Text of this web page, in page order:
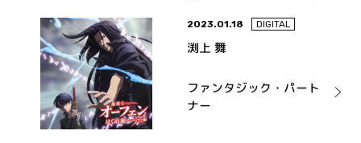
2023.01.18 DIGITAL
渕上 舞
ファンタジック・パート
ナー